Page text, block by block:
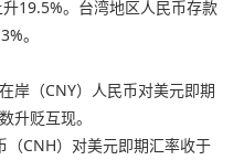
19.5%。台湾地区人民币存款
。
（CNY）人民币对美元即期
升贬互现。
CNH）对美元即期汇率收于